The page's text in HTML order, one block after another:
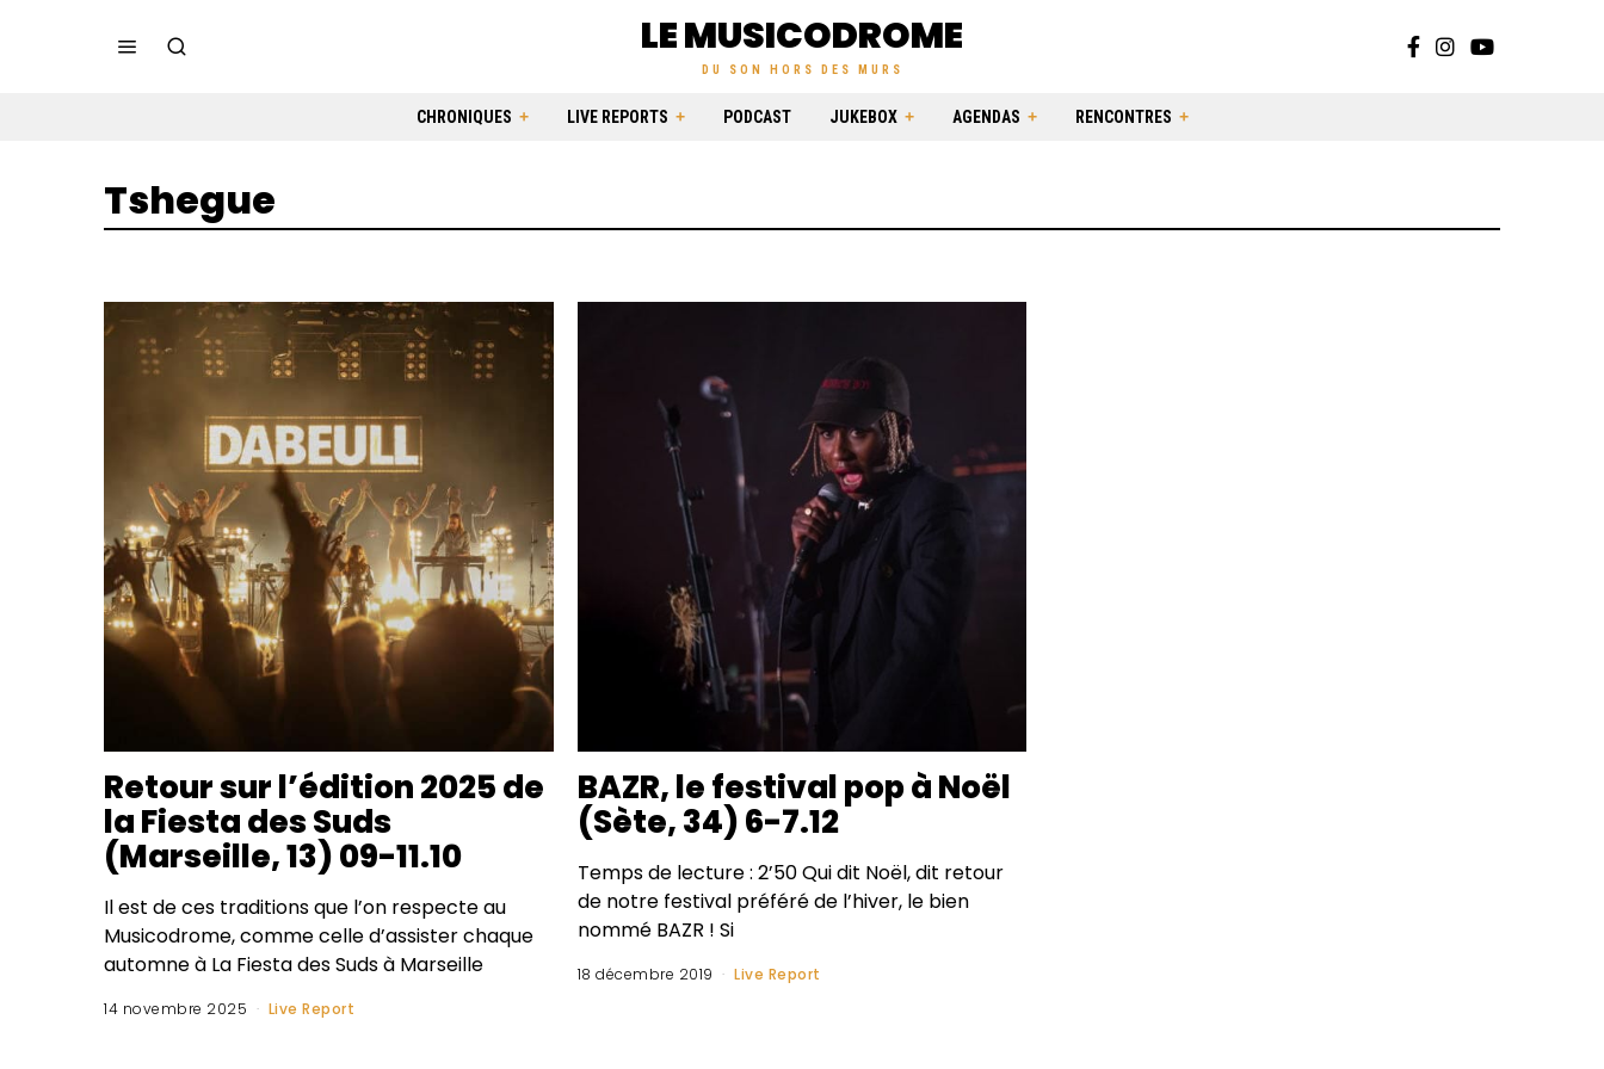
LE MUSICODROME
DU SON HORS DES MURS
CHRONIQUES LIVE REPORTS PODCAST JUKEBOX AGENDAS RENCONTRES
Tshegue
Retour sur l’édition 2025 de
la Fiesta des Suds
(Marseille, 13) 09-11.10
Il est de ces traditions que l’on respecte au
Musicodrome, comme celle d’assister chaque
automne à La Fiesta des Suds à Marseille
14 novembre 2025 Live Report
BAZR, le festival pop à Noël
(Sète, 34) 6-7.12
Temps de lecture : 2’50 Qui dit Noël, dit retour
de notre festival préféré de l’hiver, le bien
nommé BAZR ! Si
18 décembre 2019 Live Report